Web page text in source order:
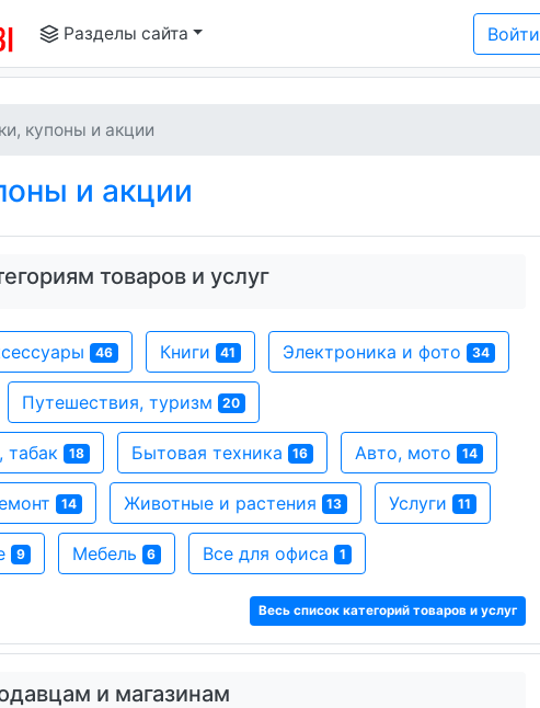
Разделы сайта Войти
купоны и акции
и акции
товаров и услуг
46 Книги 41 Электроника и фото 34
Путешествия, туризм 20
табак 18 Бытовая техника 16 Авто, мото 14
14 Животные и растения 13 Услуги 11
9 Мебель 6 Все для офиса 1
Весь список категорий товаров и услуг
и магазинам